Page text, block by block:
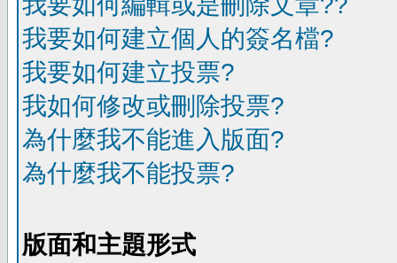
我要如何建立個人的簽名檔?
我要如何建立投票?
我如何修改或刪除投票?
為什麼我不能進入版面?
為什麼我不能投票?
版面和主題形式